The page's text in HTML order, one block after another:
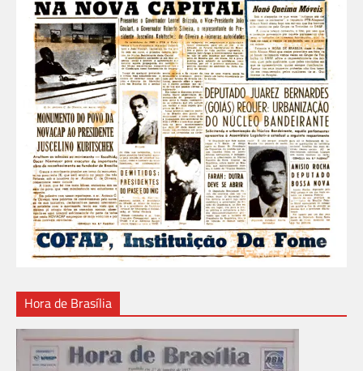
Hora de Brasília